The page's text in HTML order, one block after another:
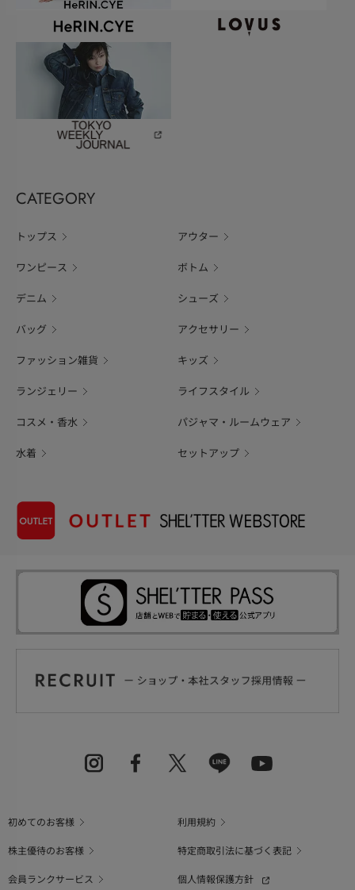
CATEGORY
トップス アウター
ワンピース ボトム
デニム シューズ
バッグ アクセサリー
ファッション雑貨 キッズ
ランジェリー ライフスタイル
コスメ・香水 パジャマ・ルームウェア
水着 セットアップ
初めてのお客様
利用規約
株主優待のお客様
特定商取引法に基づく表記
会員ランクサービス
個人情報保護方針